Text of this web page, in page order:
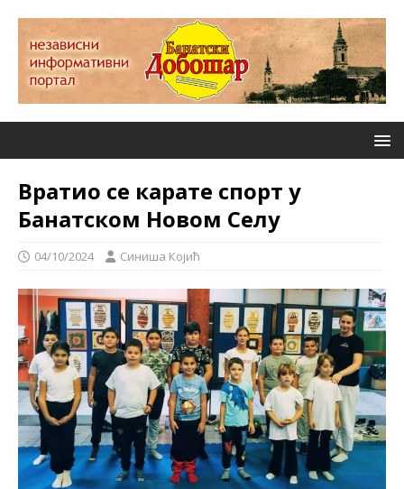
Вратио се карате спорт у
Банатском Новом Селу
04/10/2024 Синиша Којић